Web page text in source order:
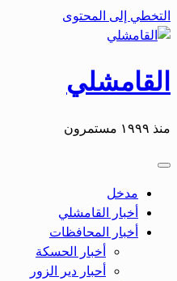
التخطي إلى المحتوى
القامشلي
منذ ١٩٩٩ مستمرون
مدخل
أخبار القامشلي
أخبار المحافظات
أخبار الحسكة
أحبار دير الزور